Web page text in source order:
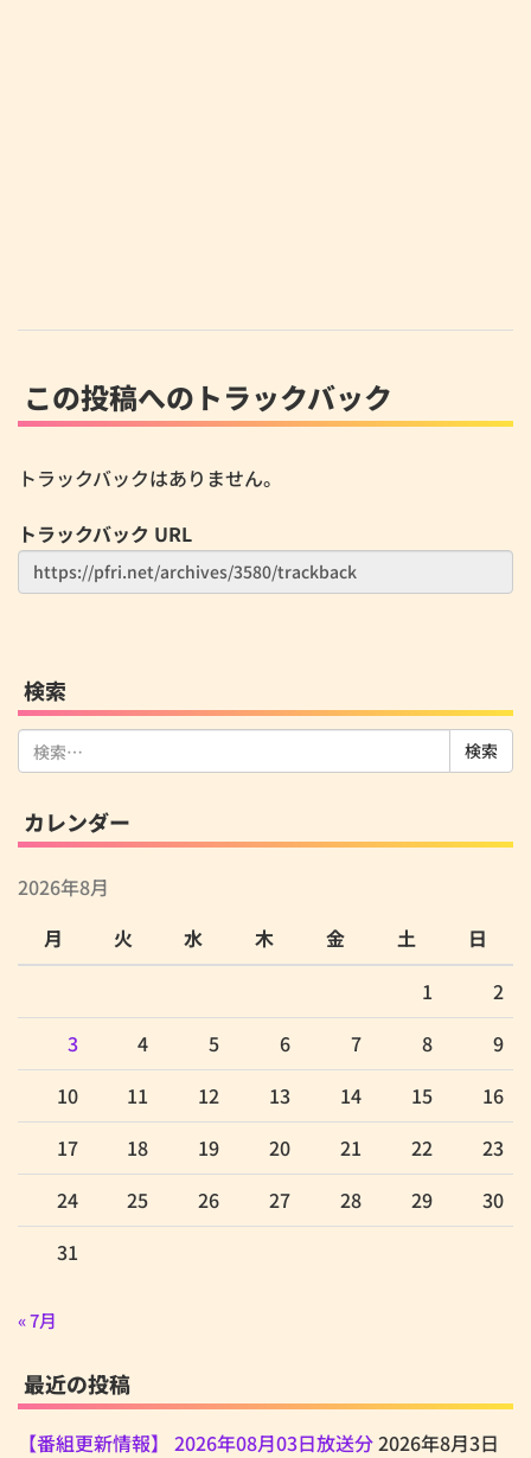
この投稿へのトラックバック
トラックバックはありません。
トラックバック URL
検索
検
索:
カレンダー
2026年8月
月
火 水 木 金 土
日
1
2
3
4 5 6 7 8
9
10
11 12 13 14 15
16
17
18 19 20 21 22
23
24
25 26 27 28 29
30
31
« 7月
最近の投稿
【番組更新情報】 2026年08月03日放送分2026年8月3日